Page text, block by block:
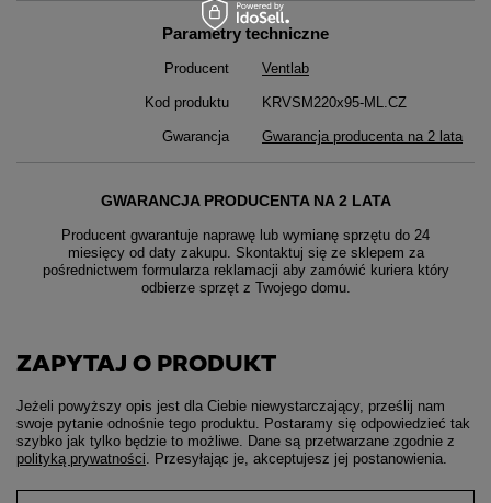
Parametry techniczne
Producent Ventlab
Kod produktu KRVSM220x95-ML.CZ
Gwarancja Gwarancja producenta na 2 lata
GWARANCJA PRODUCENTA NA 2 LATA
Producent gwarantuje naprawę lub wymianę sprzętu do 24
miesięcy od daty zakupu. Skontaktuj się ze sklepem za
pośrednictwem formularza reklamacji aby zamówić kuriera który
odbierze sprzęt z Twojego domu.
ZAPYTAJ O PRODUKT
Jeżeli powyższy opis jest dla Ciebie niewystarczający, prześlij nam
swoje pytanie odnośnie tego produktu. Postaramy się odpowiedzieć tak
szybko jak tylko będzie to możliwe. Dane są przetwarzane zgodnie z
polityką prywatności . Przesyłając je, akceptujesz jej postanowienia.